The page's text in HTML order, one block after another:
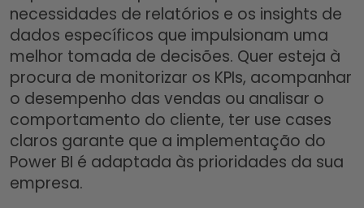
necessidades de relatórios e os insights de
dados específicos que impulsionam uma
melhor tomada de decisões. Quer esteja à
procura de monitorizar os KPIs, acompanhar
o desempenho das vendas ou analisar o
comportamento do cliente, ter use cases
claros garante que a implementação do
Power BI é adaptada às prioridades da sua
empresa.